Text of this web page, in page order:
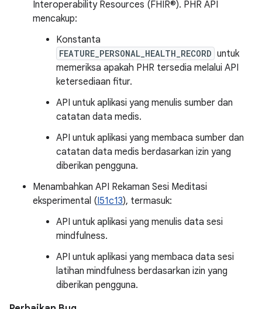
Interoperability Resources (FHIR®). PHR API
mencakup:
Konstanta
FEATURE_PERSONAL_HEALTH_RECORD untuk
memeriksa apakah PHR tersedia melalui API
ketersediaan fitur.
API untuk aplikasi yang menulis sumber dan
catatan data medis.
API untuk aplikasi yang membaca sumber dan
catatan data medis berdasarkan izin yang
diberikan pengguna.
Menambahkan API Rekaman Sesi Meditasi
eksperimental (I51c13), termasuk:
API untuk aplikasi yang menulis data sesi
mindfulness.
API untuk aplikasi yang membaca data sesi
latihan mindfulness berdasarkan izin yang
diberikan pengguna.